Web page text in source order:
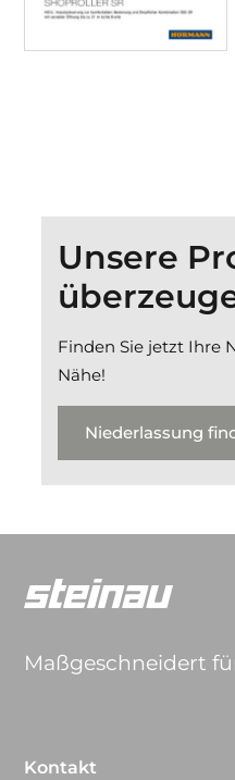
Unsere
Finden Sie jetzt Ihre
Nähe!
Niederlassung
Maßgeschneidert
Kontakt